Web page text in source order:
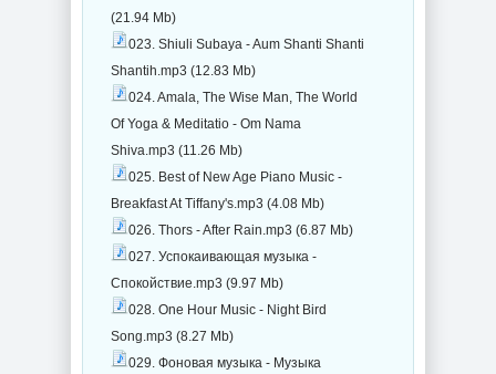
(21.94 Mb)
023. Shiuli Subaya - Aum Shanti Shanti
Shantih.mp3 (12.83 Mb)
024. Amala, The Wise Man, The World
Of Yoga & Meditatio - Om Nama
Shiva.mp3 (11.26 Mb)
025. Best of New Age Piano Music -
Breakfast At Tiffany's.mp3 (4.08 Mb)
026. Thors - After Rain.mp3 (6.87 Mb)
027. Успокаивающая музыка -
Спокойствие.mp3 (9.97 Mb)
028. One Hour Music - Night Bird
Song.mp3 (8.27 Mb)
029. Фоновая музыка - Mузыка